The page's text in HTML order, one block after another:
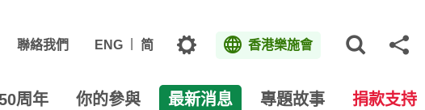
聯絡我們 ENG 简 主題 香港樂施會
周年 你的參與 最新消息 專題故事 捐款支持